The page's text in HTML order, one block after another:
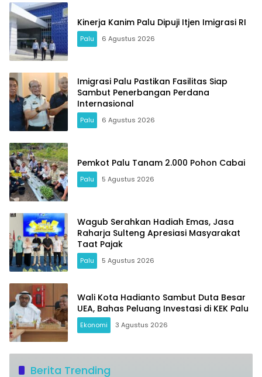
Kinerja Kanim Palu Dipuji Itjen Imigrasi RI
Palu 6 Agustus 2026
Imigrasi Palu Pastikan Fasilitas Siap
Sambut Penerbangan Perdana
Internasional
Palu 6 Agustus 2026
Pemkot Palu Tanam 2.000 Pohon Cabai
Palu 5 Agustus 2026
Wagub Serahkan Hadiah Emas, Jasa
Raharja Sulteng Apresiasi Masyarakat
Taat Pajak
Palu 5 Agustus 2026
Wali Kota Hadianto Sambut Duta Besar
UEA, Bahas Peluang Investasi di KEK Palu
Ekonomi 3 Agustus 2026
Berita Trending